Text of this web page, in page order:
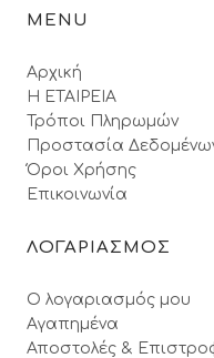
MENU
Αρχική
Η ΕΤΑΙΡΕΙΑ
Τρόποι Πληρωμών
Προστασία
Όροι Xρήσης
Επικοινωνία
ΛΟΓΑΡΙΑΣΜΟΣ
Ο λογαριασμός μου
Αγαπημένα
Αποστολές &